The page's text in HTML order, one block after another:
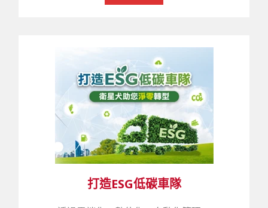
打造ESG低碳車隊